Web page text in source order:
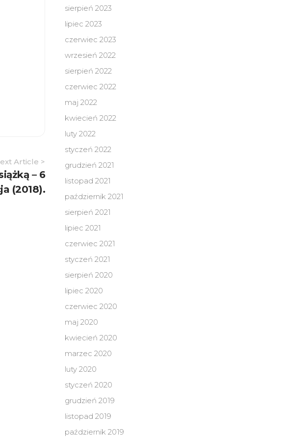
Article >
– 6
(2018).
sierpień 2023
lipiec 2023
czerwiec 2023
wrzesień 2022
sierpień 2022
czerwiec 2022
maj 2022
kwiecień 2022
luty 2022
styczeń 2022
grudzień 2021
listopad 2021
październik 2021
sierpień 2021
lipiec 2021
czerwiec 2021
styczeń 2021
sierpień 2020
lipiec 2020
czerwiec 2020
maj 2020
kwiecień 2020
marzec 2020
luty 2020
styczeń 2020
grudzień 2019
listopad 2019
październik 2019